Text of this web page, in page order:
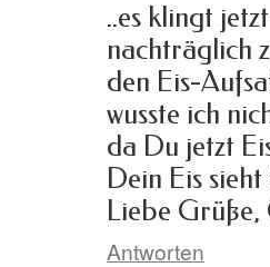
..es klingt
nachträglich
den Eis-
wusste ich
da Du jetzt
Dein Eis
Liebe Grüße,
Antworten